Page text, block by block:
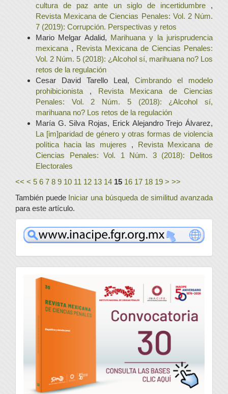
cultura de paz ante un siglo de incertidumbre ,
Revista Mexicana de Ciencias Penales: Vol. 2 Núm.
7 (2019): Corrupción. Perspectivas y retos
Mario Melgar Adalid, Marihuana y la jurisprudencia
mexicana , Revista Mexicana de Ciencias Penales:
Vol. 2 Núm. 5 (2018): ¿Alcohol sí, marihuana no? Los
retos de la regulación
Cesar David Tarello Leal, Cimbrando el modelo
prohibicionista , Revista Mexicana de Ciencias
Penales: Vol. 2 Núm. 5 (2018): ¿Alcohol sí,
marihuana no? Los retos de la regulación
María G. Silva Rojas, Erick Alejandro Trejo Álvarez,
La [im]paridad de género y otras formas de violencia
política hacia las mujeres , Revista Mexicana de
Ciencias Penales: Vol. 1 Núm. 3 (2018): Delitos
Electorales
<< < 5 6 7 8 9 10 11 12 13 14 15 16 17 18 19 > >>
También puede Iniciar una búsqueda de similitud avanzada
para este artículo.
www
convocatoria